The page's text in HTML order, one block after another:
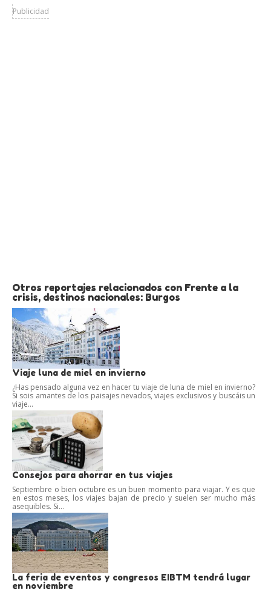
Publicidad
Otros reportajes relacionados con Frente a la
crisis, destinos nacionales: Burgos
Viaje luna de miel en invierno
¿Has pensado alguna vez en hacer tu viaje de luna de miel en invierno?
Si sois amantes de los paisajes nevados, viajes exclusivos y buscáis un
viaje...
Consejos para ahorrar en tus viajes
Septiembre o bien octubre es un buen momento para viajar. Y es que
en estos meses, los viajes bajan de precio y suelen ser mucho más
asequibles. Si...
La feria de eventos y congresos EIBTM tendrá lugar
en noviembre